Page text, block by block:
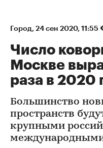
Город⁠, 24 сен 2020, 11:55
Число
Москве
раза в 2020
Большинство
пространств
крупными